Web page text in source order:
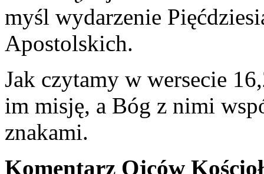
myśl wydarzenie
Apostolskich.
Jak czytamy w wersecie
im misję, a Bóg z nimi
znakami.
Komentarz Ojców